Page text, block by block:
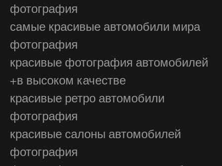
фотография
самые красивые автомобили мира
фотография
красивые фотография автомобилей
+в высоком качестве
красивые ретро автомобили
фотография
красивые салоны автомобилей
фотография